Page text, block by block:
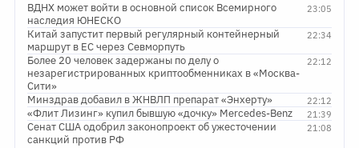
23:05
ВДНХ может войти в основной список Всемирного
наследия ЮНЕСКО
22:34
Китай запустит первый регулярный контейнерный
маршрут в ЕС через Севморпуть
22:12
Более 20 человек задержаны по делу о
незарегистрированных криптообменниках в «Москва-
Сити»
22:12
Минздрав добавил в ЖНВЛП препарат «Энхерту»
21:39
«Флит Лизинг» купил бывшую «дочку» Mercedes-Benz
21:08
Сенат США одобрил законопроект об ужесточении
санкций против РФ